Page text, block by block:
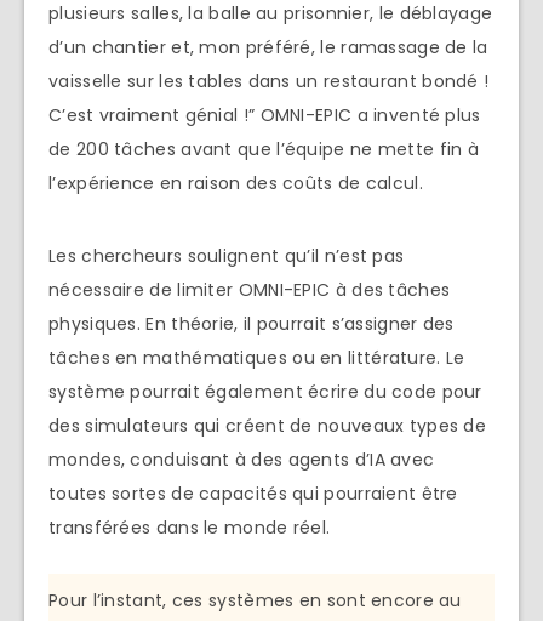
plusieurs salles, la balle au prisonnier, le déblayage
d’un chantier et, mon préféré, le ramassage de la
vaisselle sur les tables dans un restaurant bondé !
C’est vraiment génial !” OMNI-EPIC a inventé plus
de 200 tâches avant que l’équipe ne mette fin à
l’expérience en raison des coûts de calcul.
Les chercheurs soulignent qu’il n’est pas
nécessaire de limiter OMNI-EPIC à des tâches
physiques. En théorie, il pourrait s’assigner des
tâches en mathématiques ou en littérature. Le
système pourrait également écrire du code pour
des simulateurs qui créent de nouveaux types de
mondes, conduisant à des agents d’IA avec
toutes sortes de capacités qui pourraient être
transférées dans le monde réel.
Pour l’instant, ces systèmes en sont encore au